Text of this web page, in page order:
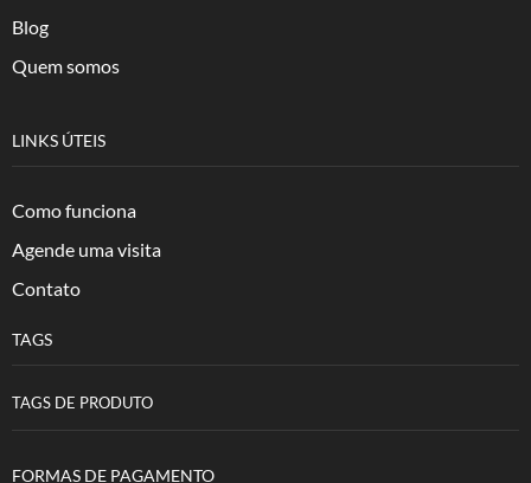
Blog
Quem somos
LINKS ÚTEIS
Como funciona
Agende uma visita
Contato
TAGS
TAGS DE PRODUTO
FORMAS DE PAGAMENTO